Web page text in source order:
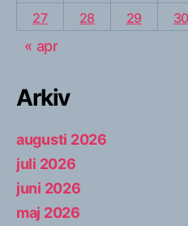
27
28 29 30
« apr
Arkiv
augusti 2026
juli 2026
juni 2026
maj 2026